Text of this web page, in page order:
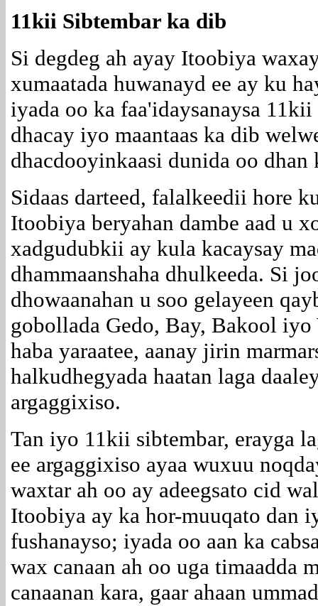
11kii Sibtembar ka dib
Si degdeg ah ayay Itoobiya
xumaatada huwanayd ee ay ku
iyada oo ka faa'idaysanaysa
dhacay iyo maantaas ka dib
dhacdooyinkaasi dunida oo dhan
Sidaas darteed, falalkeedii hore
Itoobiya beryahan dambe aad u
xadgudubkii ay kula kacaysay
dhammaanshaha dhulkeeda. Si
dhowaanahan u soo gelayeen
gobollada Gedo, Bay, Bakool
haba yaraatee, aanay jirin
halkudhegyada haatan laga
argaggixiso.
Tan iyo 11kii sibtembar, erayga
ee argaggixiso ayaa wuxuu
waxtar ah oo ay adeegsato cid
Itoobiya ay ka hor-muuqato dan
fushanayso; iyada oo aan ka
wax canaan ah oo uga timaadda
canaanan kara, gaar ahaan